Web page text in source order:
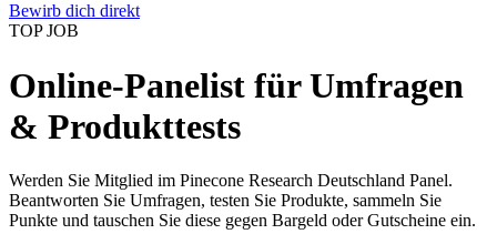
Bewirb dich direkt
TOP JOB
Online-Panelist für Umfragen
& Produkttests
Werden Sie Mitglied im Pinecone Research Deutschland Panel.
Beantworten Sie Umfragen, testen Sie Produkte, sammeln Sie
Punkte und tauschen Sie diese gegen Bargeld oder Gutscheine ein.